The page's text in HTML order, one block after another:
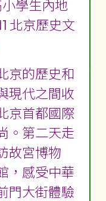
學生內地
北京歷史文
京的歷史和
現代之間收
京首都國際
。第二天走
故宮博物
，感受中華
門大街體驗